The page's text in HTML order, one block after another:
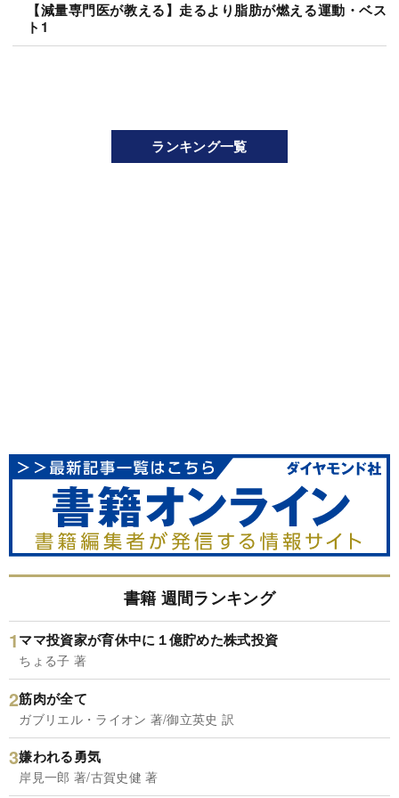
【減量専門医が教える】走るより脂肪が燃える運動・ベス
ト1
ランキング一覧
書籍 週間ランキング
ママ投資家が育休中に１億貯めた株式投資
ちょる子 著
筋肉が全て
ガブリエル・ライオン 著/御立英史 訳
嫌われる勇気
岸見一郎 著/古賀史健 著